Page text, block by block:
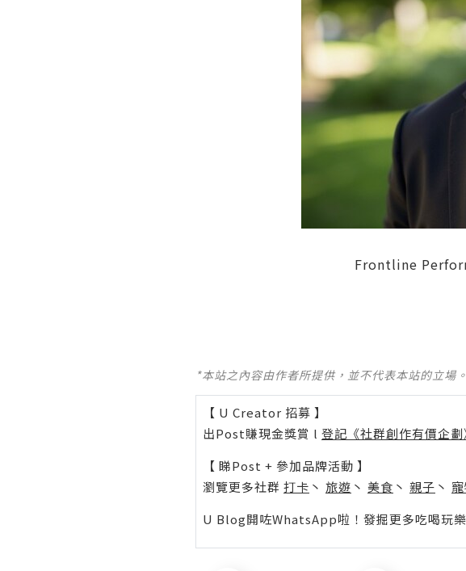
Frontline
*本站之內容由作者所提供，並不代表本站的立場
【 U Creator 招募 】
出Post賺現金獎賞 l 登記《社群創作有價企劃
【 睇Post + 參加品牌活動 】
瀏覽更多社群 打卡 丶 旅遊 丶 美食 丶 親子 丶
U Blog開咗WhatsApp啦！發掘更多吃喝玩樂